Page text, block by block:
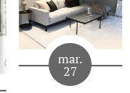
mar.
27